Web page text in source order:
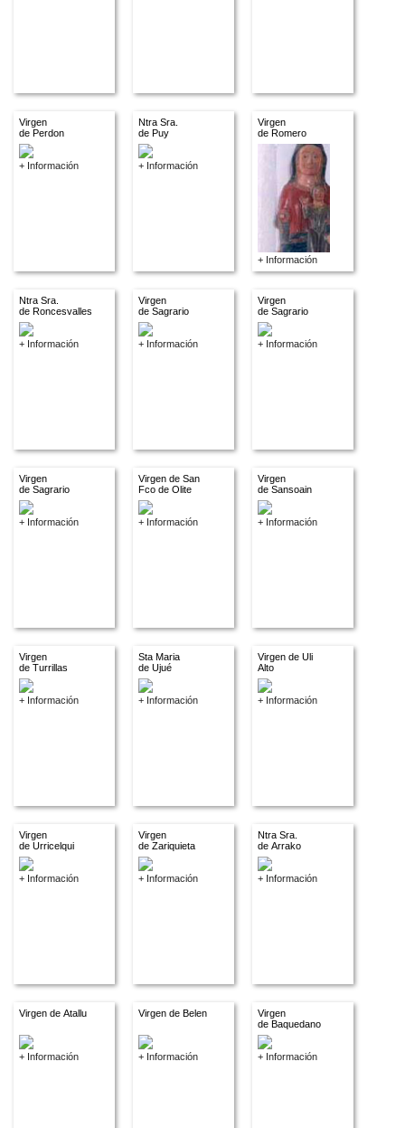
Virgen
de Perdon
+ Información
Ntra Sra.
de Puy
+ Información
Virgen
de Romero
+ Información
Ntra Sra.
de Roncesvalles
+ Información
Virgen
de Sagrario
+ Información
Virgen
de Sagrario
+ Información
Virgen
de Sagrario
+ Información
Virgen de San
Fco de Olite
+ Información
Virgen
de Sansoain
+ Información
Virgen
de Turrillas
+ Información
Sta Maria
de Ujué
+ Información
Virgen de Uli
Alto
+ Información
Virgen
de Urricelqui
+ Información
Virgen
de Zariquieta
+ Información
Ntra Sra.
de Arrako
+ Información
Virgen de Atallu
+ Información
Virgen de Belen
+ Información
Virgen
de Baquedano
+ Información